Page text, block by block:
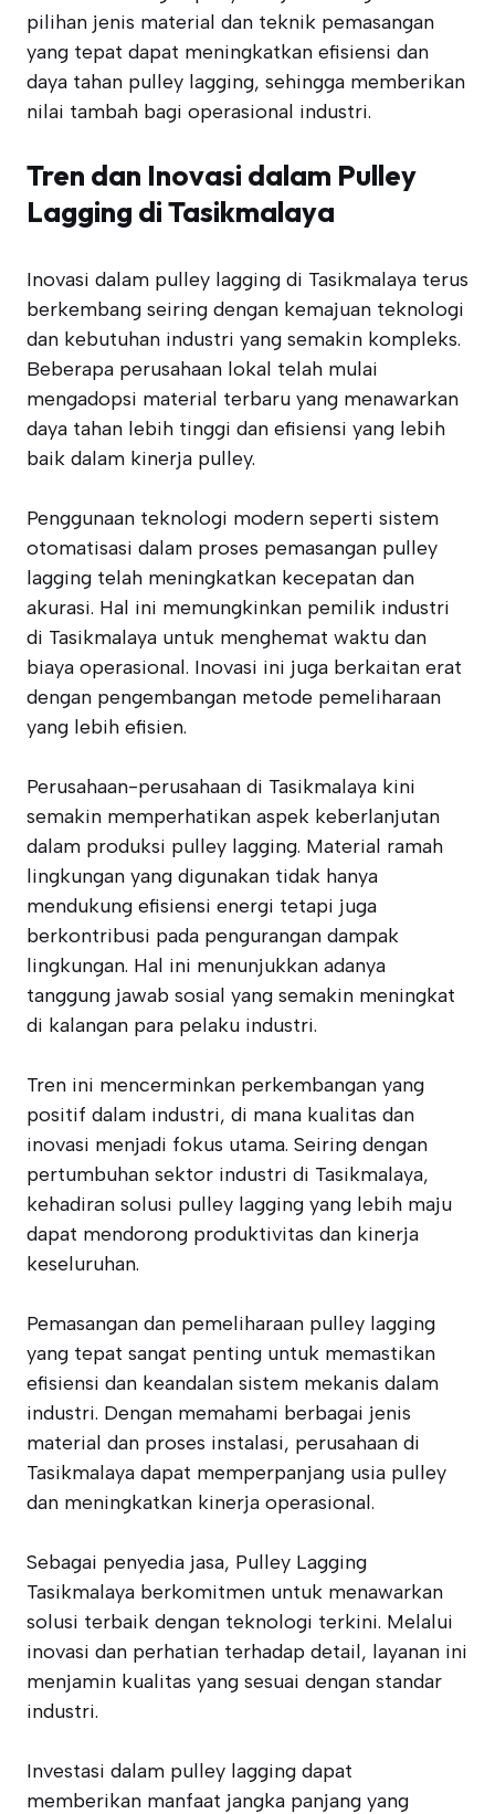
pilihan jenis material dan teknik pemasangan
yang tepat dapat meningkatkan efisiensi dan
daya tahan pulley lagging, sehingga memberikan
nilai tambah bagi operasional industri.
Tren dan Inovasi dalam Pulley
Lagging di Tasikmalaya
Inovasi dalam pulley lagging di Tasikmalaya terus
berkembang seiring dengan kemajuan teknologi
dan kebutuhan industri yang semakin kompleks.
Beberapa perusahaan lokal telah mulai
mengadopsi material terbaru yang menawarkan
daya tahan lebih tinggi dan efisiensi yang lebih
baik dalam kinerja pulley.
Penggunaan teknologi modern seperti sistem
otomatisasi dalam proses pemasangan pulley
lagging telah meningkatkan kecepatan dan
akurasi. Hal ini memungkinkan pemilik industri
di Tasikmalaya untuk menghemat waktu dan
biaya operasional. Inovasi ini juga berkaitan erat
dengan pengembangan metode pemeliharaan
yang lebih efisien.
Perusahaan-perusahaan di Tasikmalaya kini
semakin memperhatikan aspek keberlanjutan
dalam produksi pulley lagging. Material ramah
lingkungan yang digunakan tidak hanya
mendukung efisiensi energi tetapi juga
berkontribusi pada pengurangan dampak
lingkungan. Hal ini menunjukkan adanya
tanggung jawab sosial yang semakin meningkat
di kalangan para pelaku industri.
Tren ini mencerminkan perkembangan yang
positif dalam industri, di mana kualitas dan
inovasi menjadi fokus utama. Seiring dengan
pertumbuhan sektor industri di Tasikmalaya,
kehadiran solusi pulley lagging yang lebih maju
dapat mendorong produktivitas dan kinerja
keseluruhan.
Pemasangan dan pemeliharaan pulley lagging
yang tepat sangat penting untuk memastikan
efisiensi dan keandalan sistem mekanis dalam
industri. Dengan memahami berbagai jenis
material dan proses instalasi, perusahaan di
Tasikmalaya dapat memperpanjang usia pulley
dan meningkatkan kinerja operasional.
Sebagai penyedia jasa, Pulley Lagging
Tasikmalaya berkomitmen untuk menawarkan
solusi terbaik dengan teknologi terkini. Melalui
inovasi dan perhatian terhadap detail, layanan ini
menjamin kualitas yang sesuai dengan standar
industri.
Investasi dalam pulley lagging dapat
memberikan manfaat jangka panjang yang